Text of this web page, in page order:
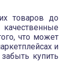
товаров до
что может
и
купить